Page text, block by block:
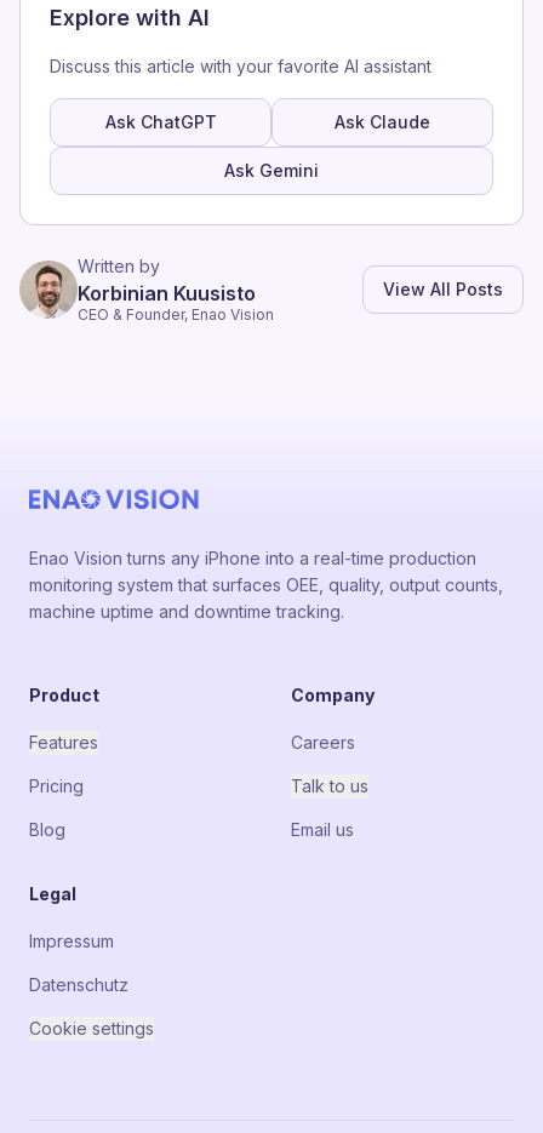
Explore with AI
Discuss this article with your favorite AI assistant
Ask ChatGPT Ask Claude
Ask Gemini
Written by
Korbinian Kuusisto
CEO & Founder, Enao Vision
View All Posts
Enao Vision turns any iPhone into a real-time production
monitoring system that surfaces OEE, quality, output counts,
machine uptime and downtime tracking.
Product
Features
Pricing
Blog
Company
Careers
Talk to us
Email us
Legal
Impressum
Datenschutz
Cookie settings